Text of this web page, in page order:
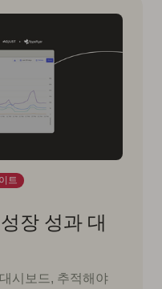
트
장 성과 대
시보드, 추적해야